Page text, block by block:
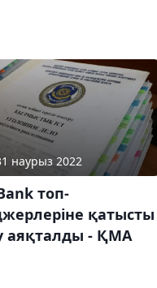
наурыз 2022
топ-
қатысты
аяқталды - ҚМА